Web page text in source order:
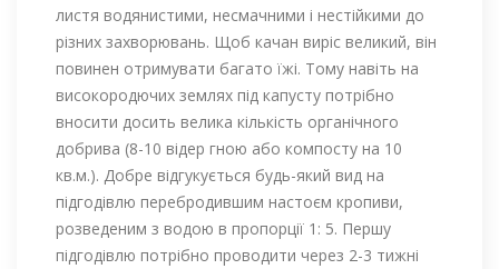
листя водянистими, несмачними і нестійкими до
різних захворювань. Щоб качан виріс великий, він
повинен отримувати багато їжі. Тому навіть на
високородючих землях під капусту потрібно
вносити досить велика кількість органічного
добрива (8-10 відер гною або компосту на 10
кв.м.). Добре відгукується будь-який вид на
підгодівлю перебродившим настоєм кропиви,
розведеним з водою в пропорції 1: 5. Першу
підгодівлю потрібно проводити через 2-3 тижні